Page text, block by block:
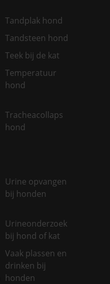
Tandplak hond
Tandsteen hond
Teek bij de kat
Temperatuur
hond
Tracheacollaps
hond
Urine opvangen
bij honden
Urineonderzoek
bij hond of kat
Vaak plassen en
drinken bij
honden